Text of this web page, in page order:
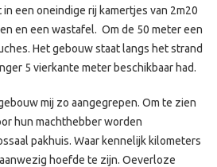
een oneindige rij kamertjes van 2m20
en een wastafel. Om de 50 meter een
Het gebouw staat langs het strand
5 vierkante meter beschikbaar had.
mij zo aangegrepen. Om te zien
hun machthebber worden
pakhuis. Waar kennelijk kilometers
hoefde te zijn. Oeverloze